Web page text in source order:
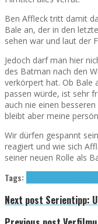
Ben Affleck tritt damit
Bale an, der in den
sehen war und laut der
Jedoch darf man hier
des Batman nach den
verkörpert hat. Ob Bale
passen würde, ist sehr
auch nie einen
bleibt aber meine
Wir dürfen gespannt
reagiert und wie sich
seiner neuen Rolle als
Tags:
Next post Serientipp: